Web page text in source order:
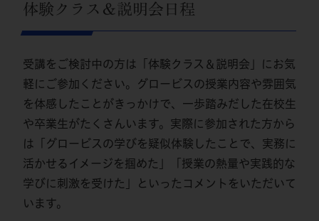
体験クラス＆説明会日程
受講をご検討中の方は「体験クラス＆説明会」にお気
軽にご参加ください。グロービスの授業内容や雰囲気
を体感したことがきっかけで、一歩踏みだした在校生
や卒業生がたくさんいます。実際に参加された方から
は「グロービスの学びを疑似体験したことで、実務に
活かせるイメージを掴めた」「授業の熱量や実践的な
学びに刺激を受けた」といったコメントをいただいて
います。